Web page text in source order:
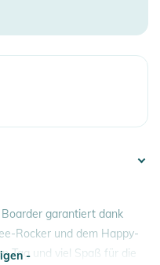
garantiert dank
Rocker und dem Happy-
Tag und viel Spaß für die
-